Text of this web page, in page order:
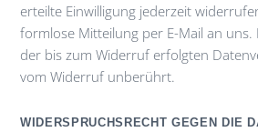
erteilte Einwilligung jederzeit
formlose Mitteilung per E-Mail an uns.
der bis zum Widerruf erfolgten
vom Widerruf unberührt.
WIDERSPRUCHSRECHT GEGEN DIE